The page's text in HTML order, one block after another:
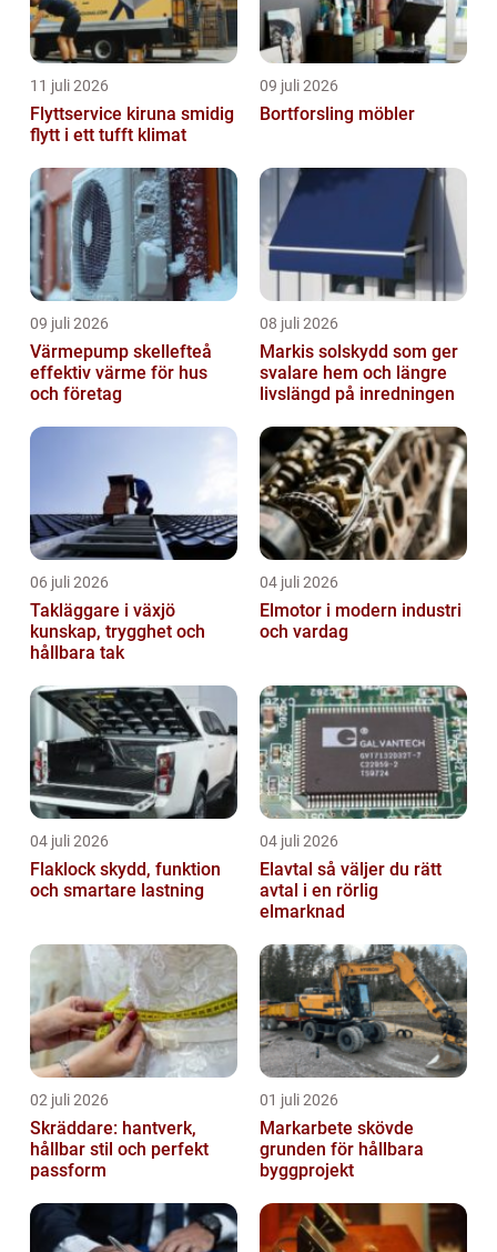
11 juli 2026
Flyttservice kiruna smidig
flytt i ett tufft klimat
09 juli 2026
Bortforsling möbler
09 juli 2026
Värmepump skellefteå
effektiv värme för hus
och företag
08 juli 2026
Markis solskydd som ger
svalare hem och längre
livslängd på inredningen
06 juli 2026
Takläggare i växjö
kunskap, trygghet och
hållbara tak
04 juli 2026
Elmotor i modern industri
och vardag
04 juli 2026
Flaklock skydd, funktion
och smartare lastning
04 juli 2026
Elavtal så väljer du rätt
avtal i en rörlig
elmarknad
02 juli 2026
Skräddare: hantverk,
hållbar stil och perfekt
passform
01 juli 2026
Markarbete skövde
grunden för hållbara
byggprojekt